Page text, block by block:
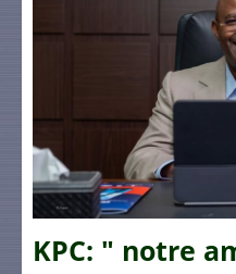
KPC: " notre